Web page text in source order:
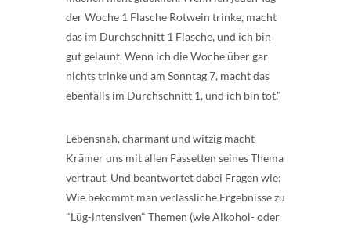
der Woche 1 Flasche Rotwein trinke, macht
das im Durchschnitt 1 Flasche, und ich bin
gut gelaunt. Wenn ich die Woche über gar
nichts trinke und am Sonntag 7, macht das
ebenfalls im Durchschnitt 1, und ich bin tot."
Lebensnah, charmant und witzig macht
Krämer uns mit allen Fassetten seines Thema
vertraut. Und beantwortet dabei Fragen wie:
Wie bekommt man verlässliche Ergebnisse zu
"Lüg-intensiven" Themen (wie Alkohol- oder